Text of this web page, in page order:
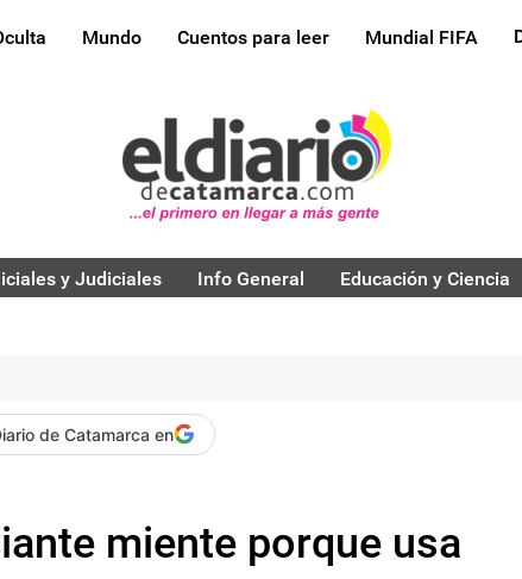
Mundo Cuentos para leer Mundial FIFA
y Judiciales Info General Educación y Ciencia
de Catamarca en
miente porque usa